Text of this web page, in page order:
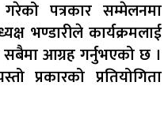
पत्रकार सम्मेलनमा
भण्डारीले कार्यक्रमलाई
आग्रह गर्नुभएको छ ।
प्रकारको प्रतियोगिता